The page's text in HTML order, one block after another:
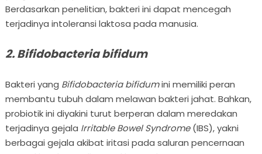
Berdasarkan penelitian, bakteri ini dapat mencegah
terjadinya intoleransi laktosa pada manusia.
2. Bifidobacteria bifidum
Bakteri yang Bifidobacteria bifidumini memiliki peran
membantu tubuh dalam melawan bakteri jahat. Bahkan,
probiotik ini diyakini turut berperan dalam meredakan
terjadinya gejala Irritable Bowel Syndrome(IBS), yakni
berbagai gejala akibat iritasi pada saluran pencernaan